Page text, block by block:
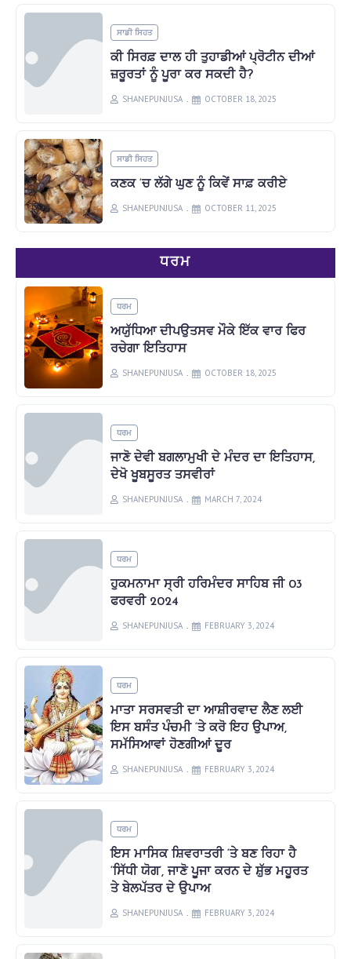
ਸਾਡੀ ਸਿਹਤ
ਕੀ ਸਿਰਫ਼ ਦਾਲ ਹੀ ਤੁਹਾਡੀਆਂ ਪ੍ਰੋਟੀਨ ਦੀਆਂ
ਜ਼ਰੂਰਤਾਂ ਨੂੰ ਪੂਰਾ ਕਰ ਸਕਦੀ ਹੈ?
SHANEPUNJUSA OCTOBER 18, 2025
ਸਾਡੀ ਸਿਹਤ
ਕਣਕ ‘ਚ ਲੱਗੇ ਘੁਣ ਨੂੰ ਕਿਵੇਂ ਸਾਫ਼ ਕਰੀਏ
SHANEPUNJUSA OCTOBER 11, 2025
ਧਰਮ
ਧਰਮ
ਅਯੁੱਧਿਆ ਦੀਪਉਤਸਵ ਮੌਕੇ ਇੱਕ ਵਾਰ ਫਿਰ
ਰਚੇਗਾ ਇਤਿਹਾਸ
SHANEPUNJUSA OCTOBER 18, 2025
ਧਰਮ
ਜਾਣੋ ਦੇਵੀ ਬਗਲਾਮੁਖੀ ਦੇ ਮੰਦਰ ਦਾ ਇਤਿਹਾਸ,
ਦੇਖੋ ਖੂਬਸੂਰਤ ਤਸਵੀਰਾਂ
SHANEPUNJUSA MARCH 7, 2024
ਧਰਮ
ਹੁਕਮਨਾਮਾ ਸ੍ਰੀ ਹਰਿਮੰਦਰ ਸਾਹਿਬ ਜੀ 03
ਫਰਵਰੀ 2024
SHANEPUNJUSA FEBRUARY 3, 2024
ਧਰਮ
ਮਾਤਾ ਸਰਸਵਤੀ ਦਾ ਆਸ਼ੀਰਵਾਦ ਲੈਣ ਲਈ
ਇਸ ਬਸੰਤ ਪੰਚਮੀ ‘ਤੇ ਕਰੋ ਇਹ ਉਪਾਅ,
ਸਮੱਸਿਆਵਾਂ ਹੋਣਗੀਆਂ ਦੂਰ
SHANEPUNJUSA FEBRUARY 3, 2024
ਧਰਮ
ਇਸ ਮਾਸਿਕ ਸ਼ਿਵਰਾਤਰੀ ‘ਤੇ ਬਣ ਰਿਹਾ ਹੈ
‘ਸਿੱਧੀ ਯੋਗ’, ਜਾਣੋ ਪੂਜਾ ਕਰਨ ਦੇ ਸ਼ੁੱਭ ਮਹੂਰਤ
ਤੇ ਬੇਲਪੱਤਰ ਦੇ ਉਪਾਅ
SHANEPUNJUSA FEBRUARY 3, 2024